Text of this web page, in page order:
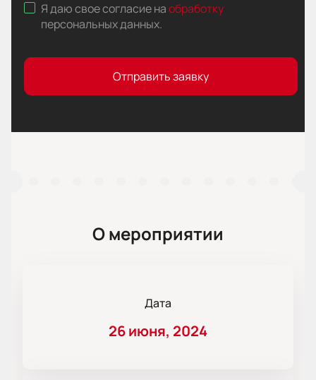
Я даю свое согласие наобработку
персональных данных.
Отправить заявку
О мероприятии
Дата
26 июня, 2024